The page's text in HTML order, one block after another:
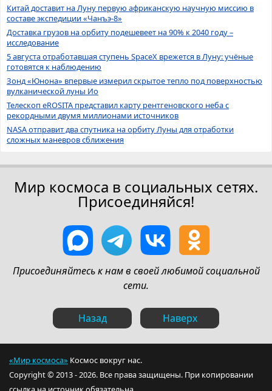
Китай доставит на Луну первую африканскую научную миссию в
составе экспедиции «Чанъэ-8»
Доставка грузов на орбиту подешевеет на 90% к 2040 году –
исследование
5 августа отработавшая ступень SpaceX врежется в Луну: учёные
готовятся к наблюдению
Зонд «Юнона» впервые измерил скрытое тепло под поверхностью
вулканической луны Ио
Телескоп eROSITA представил карту рентгеновского неба с
рекордными двумя миллионами источников
NASA отправит два спутника на орбиту Луны для отработки
сложных маневров сближения
Мир космоса в социальных сетях.
Присоединяйся!
Присоединяйтесь к нам в своей любимой социальной
сети.
Назад Наверх
«Мир космоса» Космос вокруг нас.
Copyright © 2013 - 2026. Все права защищены. При копировании